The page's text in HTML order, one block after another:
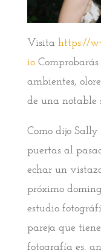
Visita https://
ioComprobarás
ambientes,
de una notable
Como dijo
puertas al
echar un
próximo
estudio
pareja que
fotografía es,